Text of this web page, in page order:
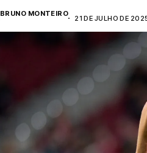
BRUNO MONTEIRO
21 DE JULHO DE